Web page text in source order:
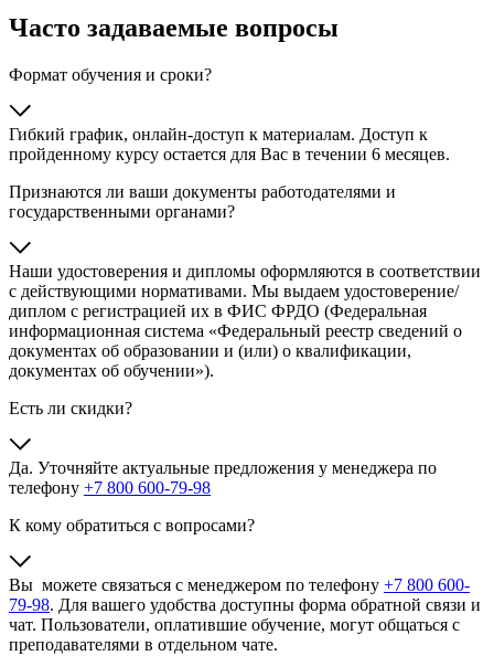
Часто задаваемые вопросы
Формат обучения и сроки?
Гибкий график, онлайн‑доступ к материалам. Доступ к
пройденному курсу остается для Вас в течении 6 месяцев.
Признаются ли ваши документы работодателями и
государственными органами?
Наши удостоверения и дипломы оформляются в соответствии
с действующими нормативами. Мы выдаем удостоверение/
диплом с регистрацией их в ФИС ФРДО (Федеральная
информационная система «Федеральный реестр сведений о
документах об образовании и (или) о квалификации,
документах об обучении»).
Есть ли скидки?
Да. Уточняйте актуальные предложения у менеджера по
телефону +7 800 600-79-98
К кому обратиться с вопросами?
Вы можете связаться с менеджером по телефону +7 800 600-
79-98. Для вашего удобства доступны форма обратной связи и
чат. Пользователи, оплатившие обучение, могут общаться с
преподавателями в отдельном чате.